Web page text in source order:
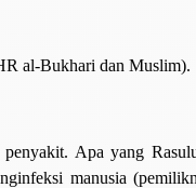
al-Bukhari dan Muslim).
Apa yang
manusia